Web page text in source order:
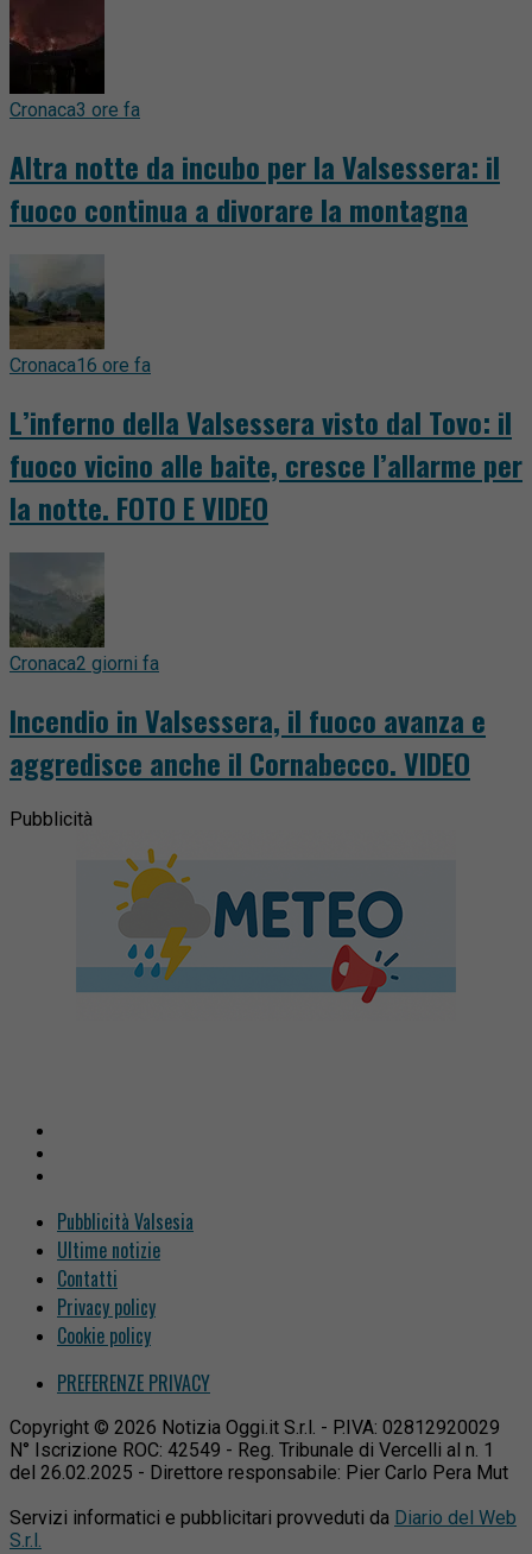
Cronaca3 ore fa
Altra notte da incubo per la Valsessera: il
fuoco continua a divorare la montagna
Cronaca16 ore fa
L’inferno della Valsessera visto dal Tovo: il
fuoco vicino alle baite, cresce l’allarme per
la notte. FOTO E VIDEO
Cronaca2 giorni fa
Incendio in Valsessera, il fuoco avanza e
aggredisce anche il Cornabecco. VIDEO
Pubblicità
Pubblicità Valsesia
Ultime notizie
Contatti
Privacy policy
Cookie policy
PREFERENZE PRIVACY
Copyright © 2026 Notizia Oggi.it S.r.l. - P.IVA: 02812920029
N° Iscrizione ROC: 42549 - Reg. Tribunale di Vercelli al n. 1
del 26.02.2025 - Direttore responsabile: Pier Carlo Pera Mut
Servizi informatici e pubblicitari provveduti da Diario del Web
S.r.l.